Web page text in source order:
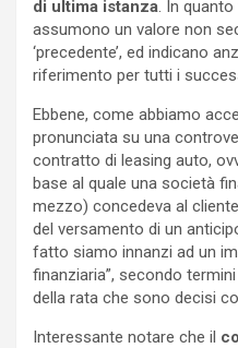
di ultima istanza . In
assumono un valore non
‘precedente’, ed indicano
riferimento per tutti i
Ebbene, come abbiamo
pronunciata su una
contratto di leasing auto,
base al quale una società
mezzo) concedeva al
del versamento di un
fatto siamo innanzi ad un
finanziaria”, secondo
della rata che sono decisi
Interessante notare che il